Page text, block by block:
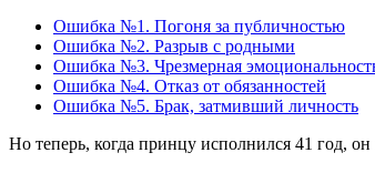
Ошибка №1. Погоня за публичностью
Ошибка №2. Разрыв с родными
Ошибка №3. Чрезмерная
Ошибка №4. Отказ от обязанностей
Ошибка №5. Брак, затмивший личность
Но теперь, когда принцу исполнился 41 год,